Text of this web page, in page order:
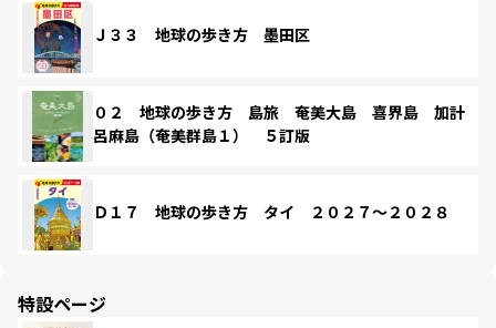
Ｊ３３ 地球の歩き方 墨田区
０２ 地球の歩き方 島旅 奄美大島 喜界島 加計
呂麻島（奄美群島１） ５訂版
Ｄ１７ 地球の歩き方 タイ ２０２７～２０２８
特設ページ